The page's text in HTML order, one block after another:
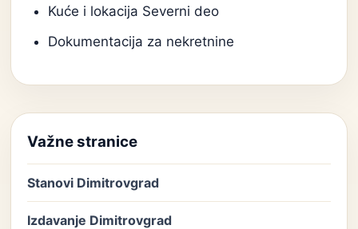
Kuće i lokacija Severni deo
Dokumentacija za nekretnine
Važne stranice
Stanovi Dimitrovgrad
Izdavanje Dimitrovgrad